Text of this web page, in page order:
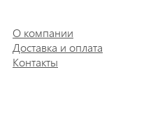
О компании
Доставка и оплата
Контакты